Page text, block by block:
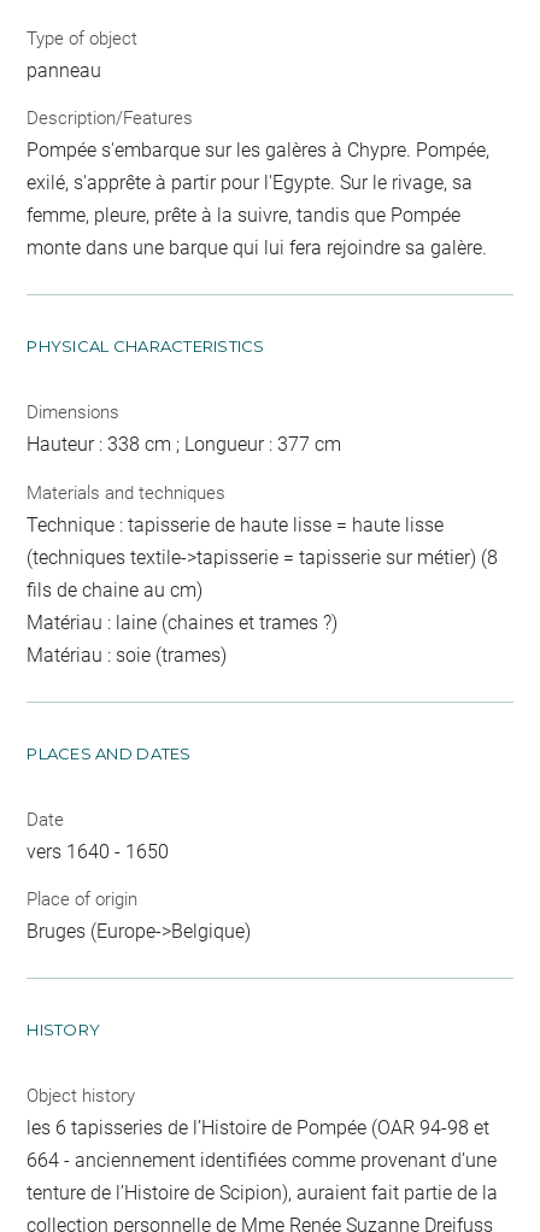
Type of object
panneau
Description/Features
Pompée s'embarque sur les galères à Chypre. Pompée,
exilé, s'apprête à partir pour l'Egypte. Sur le rivage, sa
femme, pleure, prête à la suivre, tandis que Pompée
monte dans une barque qui lui fera rejoindre sa galère.
PHYSICAL CHARACTERISTICS
Dimensions
Hauteur : 338 cm ; Longueur : 377 cm
Materials and techniques
Technique : tapisserie de haute lisse = haute lisse
(techniques textile->tapisserie = tapisserie sur métier) (8
fils de chaine au cm)
Matériau : laine (chaines et trames ?)
Matériau : soie (trames)
PLACES AND DATES
Date
vers 1640 - 1650
Place of origin
Bruges (Europe->Belgique)
HISTORY
Object history
les 6 tapisseries de l’Histoire de Pompée (OAR 94-98 et
664 - anciennement identifiées comme provenant d’une
tenture de l’Histoire de Scipion), auraient fait partie de la
collection personnelle de Mme Renée Suzanne Dreifuss